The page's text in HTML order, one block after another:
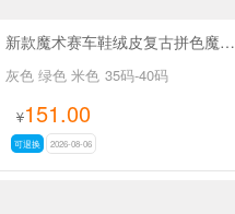
新款魔术赛车鞋绒皮复古拼色魔术贴德训休闲鞋SA8040
灰色 绿色 米色 35码-40码
¥151.00
可退换 2026-08-06